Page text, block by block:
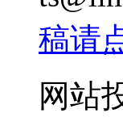
稿请
网站